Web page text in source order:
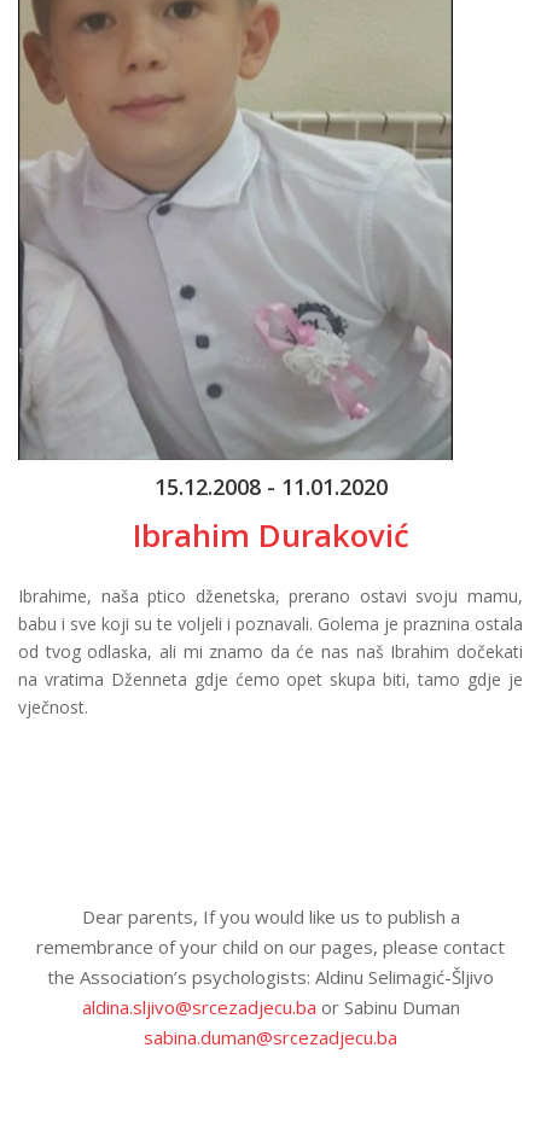
15.12.2008 - 11.01.2020
Ibrahim Duraković
Ibrahime, naša ptico dženetska, prerano ostavi svoju mamu,
babu i sve koji su te voljeli i poznavali. Golema je praznina ostala
od tvog odlaska, ali mi znamo da će nas naš Ibrahim dočekati
na vratima Dženneta gdje ćemo opet skupa biti, tamo gdje je
vječnost.
Dear parents, If you would like us to publish a
remembrance of your child on our pages, please contact
the Association’s psychologists: Aldinu Selimagić-Šljivo
aldina.sljivo@srcezadjecu.ba or Sabinu Duman
sabina.duman@srcezadjecu.ba